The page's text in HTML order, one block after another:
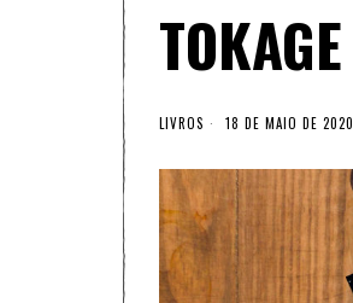
TOKAGE
LIVROS 18 DE MAIO DE 2020